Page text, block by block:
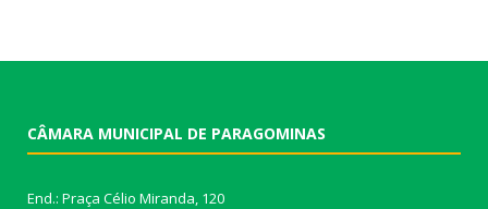
CÂMARA MUNICIPAL DE PARAGOMINAS
End.: Praça Célio Miranda, 120